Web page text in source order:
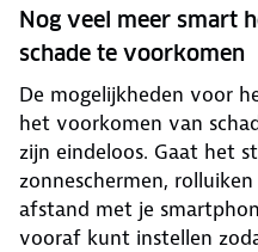
Nog veel meer smart
schade te voorkomen
De mogelijkheden voor
het voorkomen van
zijn eindeloos. Gaat het
zonneschermen,
afstand met je
vooraf kunt instellen